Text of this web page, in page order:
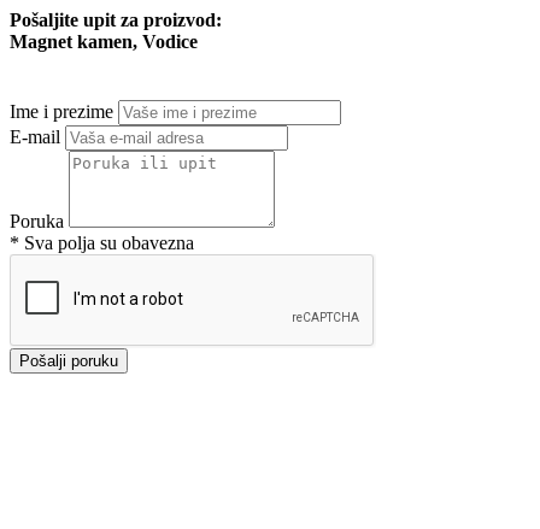
Pošaljite upit za proizvod:
Magnet kamen, Vodice
Ime i prezime
E-mail
Poruka
* Sva polja su obavezna